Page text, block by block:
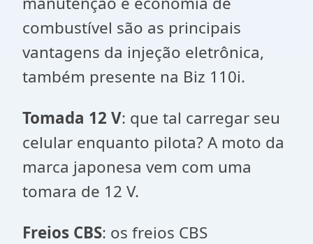
combustível são as principais
vantagens da injeção eletrônica,
também presente na Biz 110i.
Tomada 12 V: que tal carregar seu
celular enquanto pilota? A moto da
marca japonesa vem com uma
tomara de 12 V.
Freios CBS: os freios CBS